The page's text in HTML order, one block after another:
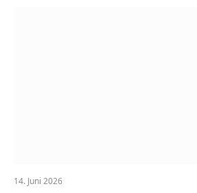
14. Juni 2026